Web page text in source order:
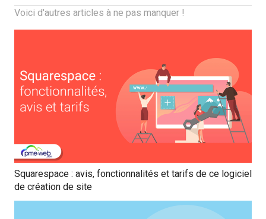
Voici d'autres articles à ne pas manquer !
Squarespace : avis, fonctionnalités et tarifs de ce logiciel
de création de site